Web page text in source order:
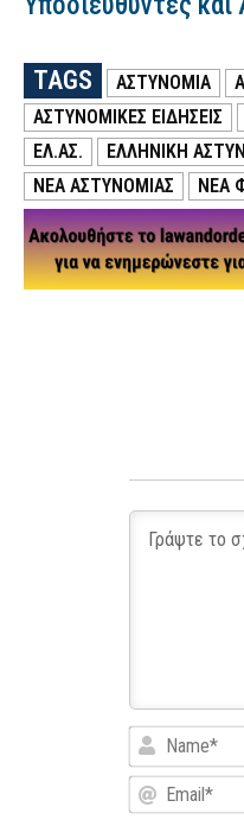
TAGS ΑΣΤΥΝΟΜΙΑ
ΑΣΤΥΝΟΜΙΚΕΣ ΕΙΔΗΣΕΙΣ
ΕΛ.ΑΣ.
ΕΛΛΗΝΙΚΗ
ΝΕΑ ΑΣΤΥΝΟΜΙΑΣ
ΝΕΑ